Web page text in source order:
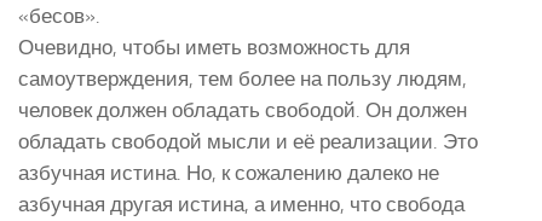
«бесов».
Очевидно, чтобы иметь возможность для
самоутверждения, тем более на пользу людям,
человек должен обладать свободой. Он должен
обладать свободой мысли и её реализации. Это
азбучная истина. Но, к сожалению далеко не
азбучная другая истина, а именно, что свобода